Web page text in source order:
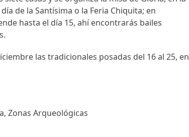
de la Santísima o la Feria Chiquita; en
hasta el día 15, ahí encontrarás bailes
las tradicionales posadas del 16 al 25, en
Zonas Arqueológicas